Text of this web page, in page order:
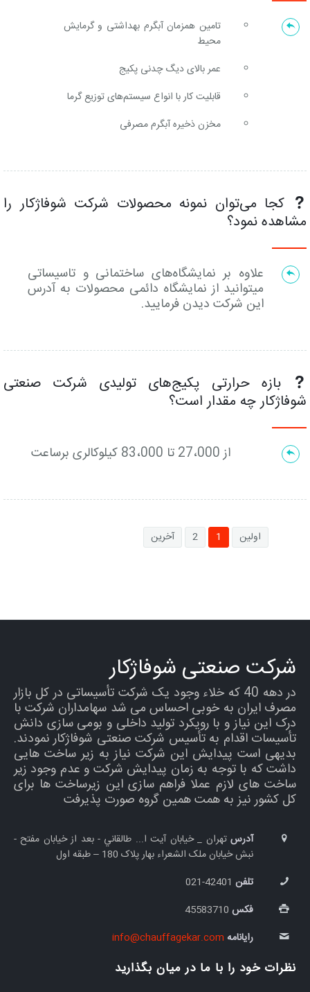
تامین همزمان آبگرم بهداشتی و گرمایش
محیط
عمر بالای دیگ چدنی پکیج
قابلیت کار با انواع سیستم‌های توزیع گرما
مخزن ذخیره آبگرم مصرفی
کجا می‌توان نمونه محصولات شرکت شوفاژکار را
مشاهده نمود؟
علاوه بر نمایشگاه‌های ساختمانی و تاسیساتی
میتوانید از نمایشگاه دائمی محصولات به آدرس
این شرکت دیدن فرمایید.
بازه حرارتی پکیج‌های تولیدی شرکت صنعتی
شوفاژکار چه مقدار است؟
از 27،000 تا 83،000 کیلوکالری برساعت
اولین 1
2 آخرین
شرکت صنعتی شوفاژکار
در دهه 40 که خلاء وجود یک شرکت تأسیساتی در کل بازار
مصرف ایران به خوبی احساس می شد سهامداران شرکت با
درک این نیاز و با رویکرد تولید داخلی و بومی سازی دانش
تأسیسات اقدام به تأسیس شرکت صنعتی شوفاژکار نمودند.
بدیهی است پیدایش این شرکت نیاز به زیر ساخت هایی
داشت که با توجه به زمان پیدایش شرکت و عدم وجود زیر
ساخت های لازم عملا فراهم سازی این زیرساخت ها برای
کل کشور نیز به همت همین گروه صورت پذیرفت
آدرس تهران _ خيابان آيت ا... طالقاني - بعد از خیابان مفتح -
نبش خيابان ملک الشعراء بهار پلاک 180 – طبقه اول
تلفن
فکس
رایانامه info@chauffagekar.com
نظرات خود را با ما در میان بگذارید